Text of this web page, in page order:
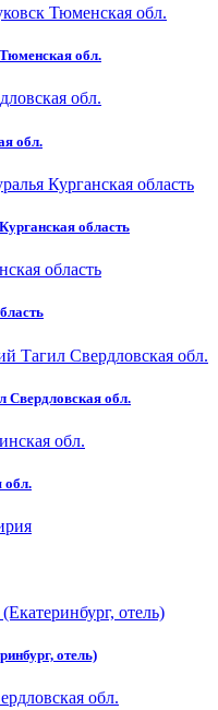
обл.
обл.
область
Свердловская обл.
обл.
отель)